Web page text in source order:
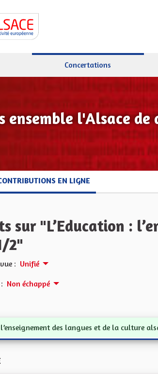
Concertations
ensemble l'Alsace de
EN LIGNE
sur "L’Education :
2"
: Unifié
Non échappé
des langues et de la culture